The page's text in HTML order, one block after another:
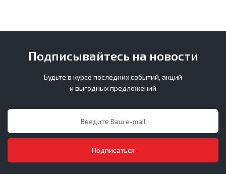
Подписывайтесь на новости
Будьте в курсе последних событий, акций
и выгодных предложений
Подписаться